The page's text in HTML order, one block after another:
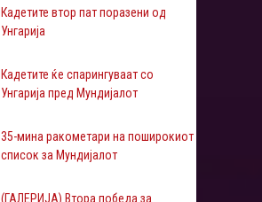
Кадетите втор пат поразени од
Унгарија
Кадетите ќе спарингуваат со
Унгарија пред Мундијалот
35-мина ракометари на поширокиот
список за Мундијалот
(ГАЛЕРИЈА) Втора победа за